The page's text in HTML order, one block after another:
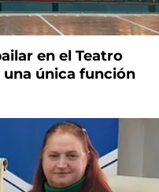
en el Teatro
única función